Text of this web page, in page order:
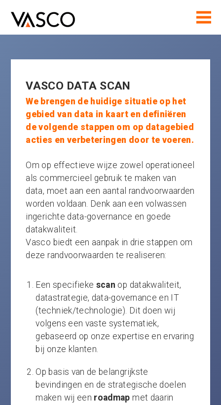
VASCO DATA SCAN
We brengen de huidige situatie op het
gebied van data in kaart en definiëren
de volgende stappen om op datagebied
acties en verbeteringen door te voeren.
Om op effectieve wijze zowel operationeel
als commercieel gebruik te maken van
data, moet aan een aantal randvoorwaarden
worden voldaan. Denk aan een volwassen
ingerichte data-governance en goede
datakwaliteit.
Vasco biedt een aanpak in drie stappen om
deze randvoorwaarden te realiseren:
Een specifieke scan op datakwaliteit,
datastrategie, data-governance en IT
(techniek/technologie)​. Dit doen wij
volgens een vaste systematiek,
gebaseerd op onze expertise en ervaring
bij onze klanten.
Op basis van de belangrijkste
bevindingen en de strategische doelen
maken wij een roadmap met daarin